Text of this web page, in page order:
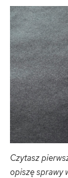
Czytasz
opiszę sprawy